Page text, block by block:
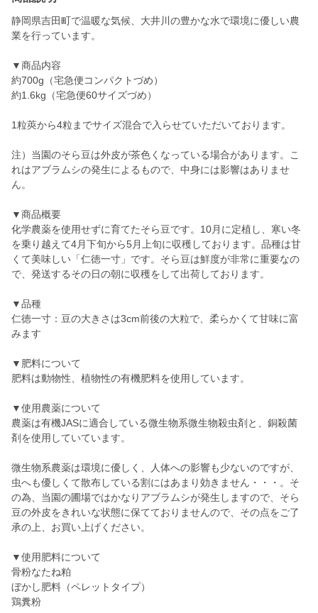
静岡県吉田町で温暖な気候、大井川の豊かな水で環境に優しい農
業を行っています。
▼商品内容
約700g（宅急便コンパクトづめ）
約1.6kg（宅急便60サイズづめ）
1粒莢から4粒までサイズ混合で入らせていただいております。
注）当園のそら豆は外皮が茶色くなっている場合があります。こ
れはアブラムシの発生によるもので、中身には影響はありませ
ん。
▼商品概要
化学農薬を使用せずに育てたそら豆です。10月に定植し、寒い冬
を乗り越えて4月下旬から5月上旬に収穫しております。品種は甘
くて美味しい「仁徳一寸」です。そら豆は鮮度が非常に重要なの
で、発送するその日の朝に収穫をして出荷しております。
▼品種
仁徳一寸：豆の大きさは3cm前後の大粒で、柔らかくて甘味に富
みます
▼肥料について
肥料は動物性、植物性の有機肥料を使用しています。
▼使用農薬について
農薬は有機JASに適合している微生物系微生物殺虫剤と、銅殺菌
剤を使用していています。
微生物系農薬は環境に優しく、人体への影響も少ないのですが、
虫へも優しくて散布している割にはあまり効きません・・・。そ
の為、当園の圃場ではかなりアブラムシが発生しますので、そら
豆の外皮をきれいな状態に保てておりませんので、その点をご了
承の上、お買い上げください。
▼使用肥料について
骨粉なたね粕
ぼかし肥料（ペレットタイプ）
鶏糞粉